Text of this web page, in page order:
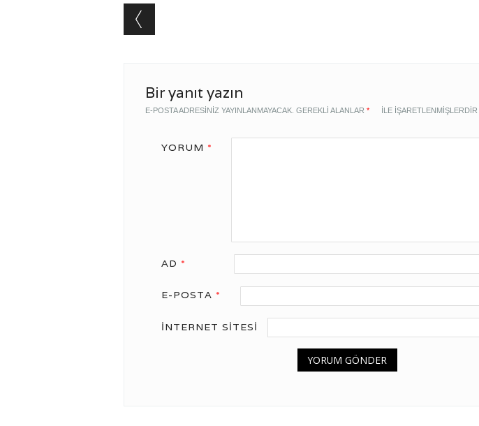
Post navigation
Bir yanıt yazın
E-POSTA ADRESINIZ YAYINLANMAYACAK. GEREKLI ALANLAR * ILE IŞARETLENMIŞLERDIR
YORUM *
AD *
E-POSTA *
İNTERNET SITESI